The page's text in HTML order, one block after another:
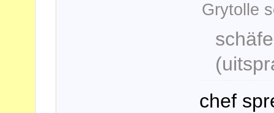
Grytolle
chef